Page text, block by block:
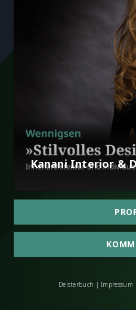
Kanani Interior &
Deisterbuch |Impressum